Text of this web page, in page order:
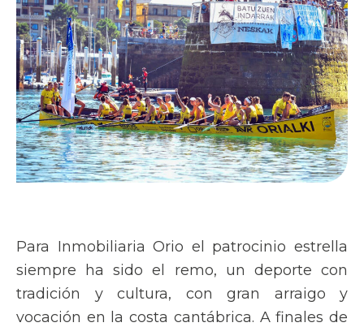
Para Inmobiliaria Orio el patrocinio estrella
siempre ha sido el remo, un deporte con
tradición y cultura, con gran arraigo y
vocación en la costa cantábrica. A finales de